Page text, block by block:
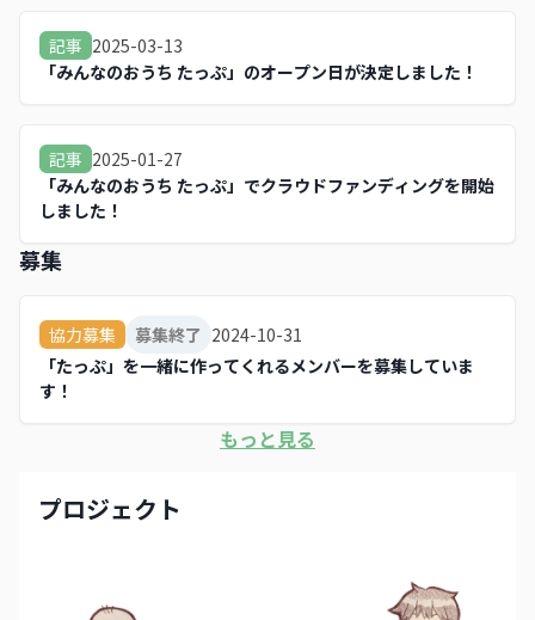
記事 2025-03-13
「みんなのおうち たっぷ」のオープン日が決定しました！
記事 2025-01-27
「みんなのおうち たっぷ」でクラウドファンディングを開始
しました！
募集
協力募集 募集終了 2024-10-31
「たっぷ」を一緒に作ってくれるメンバーを募集していま
す！
もっと見る
プロジェクト